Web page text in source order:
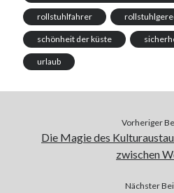
rollstuhlfahrer
schönheit der küste
urlaub
Vorheriger
Die Magie des
zwischen
Nächster